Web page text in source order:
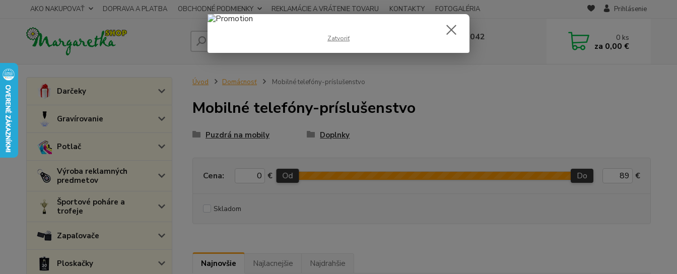
AKO NAKUPOVAŤ DOPRAVA A PLATBA OBCHODNÉ PODMIENKY REKLAMÁCIE A VRÁTENIE TOVARU KONTAKTY FOTOGALÉRIA Prihlásenie
Hľadať 0948 236 042 0 ks
za 0,00 €
Darčeky
Gravírovanie
Potlač
Výroba reklamných
predmetov
Športové poháre a
trofeje
Zapaľovače
Ploskačky
Úvod Domácnosť Mobilné telefóny-príslušenstvo
Mobilné telefóny-príslušenstvo
Puzdrá na mobily Doplnky
Cena: € Od Do €
Skladom
Najnovšie Najlacnejšie Najdrahšie
Zatvoriť